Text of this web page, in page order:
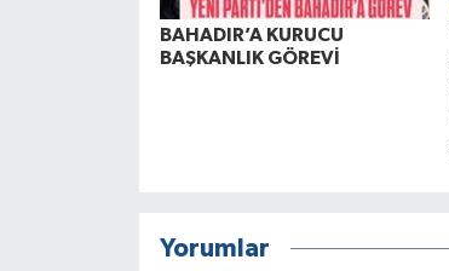
BAHADIR’A KURUCU
BAŞKANLIK GÖREVİ
Yorumlar